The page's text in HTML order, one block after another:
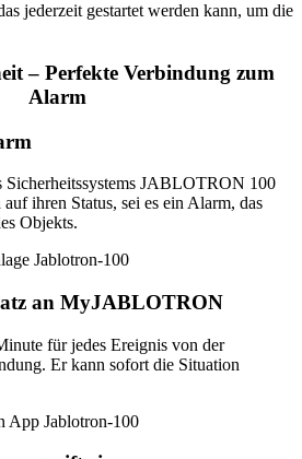
jederzeit gestartet werden kann, um die
– Perfekte Verbindung zum
Alarm
Sicherheitssystems JABLOTRON 100
ihren Status, sei es ein Alarm, das
Objekts.
an MyJABLOTRON
für jedes Ereignis von der
Er kann sofort die Situation